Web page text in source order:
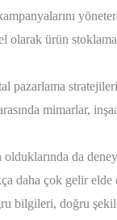
olarak ürün
pazarlama
mimarlar,
da
daha çok gelir elde
bilgileri, doğru